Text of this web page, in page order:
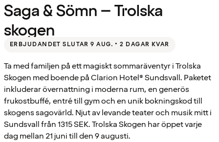
Saga & Sömn – Trolska
skogen
ERBJUDANDET SLUTAR 9 AUG. • 2 DAGAR KVAR
Ta med familjen på ett magiskt sommaräventyr i Trolska
Skogen med boende på Clarion Hotel® Sundsvall. Paketet
inkluderar övernattning i moderna rum, en generös
frukostbuffé, entré till gym och en unik bokningskod till
skogens sagovärld. Njut av levande teater och musik mitt i
Sundsvall från 1315 SEK. Trolska Skogen har öppet varje
dag mellan 21 juni till den 9 augusti.